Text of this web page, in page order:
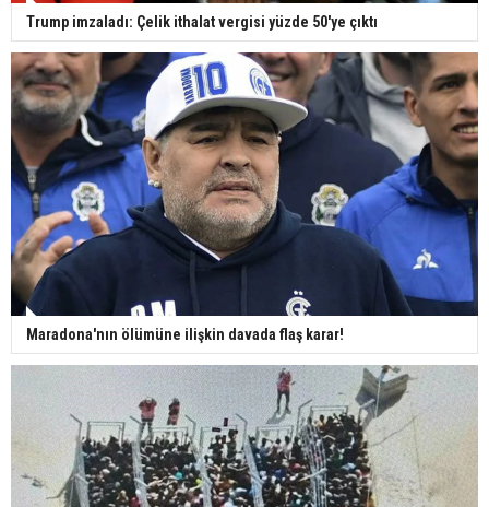
Trump imzaladı: Çelik ithalat vergisi yüzde 50'ye çıktı
Maradona'nın ölümüne ilişkin davada flaş karar!